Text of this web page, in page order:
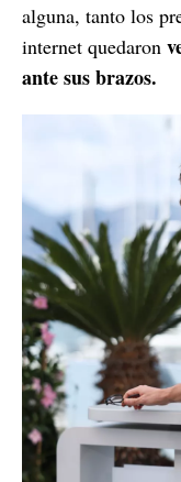
alguna, tanto los
internet quedaron
ante sus brazos.